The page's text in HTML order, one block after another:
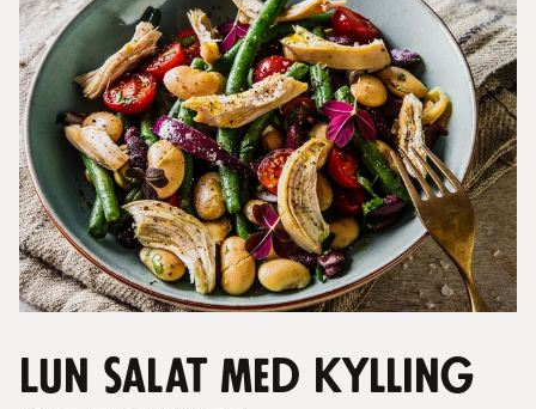
Lun salat med kylling